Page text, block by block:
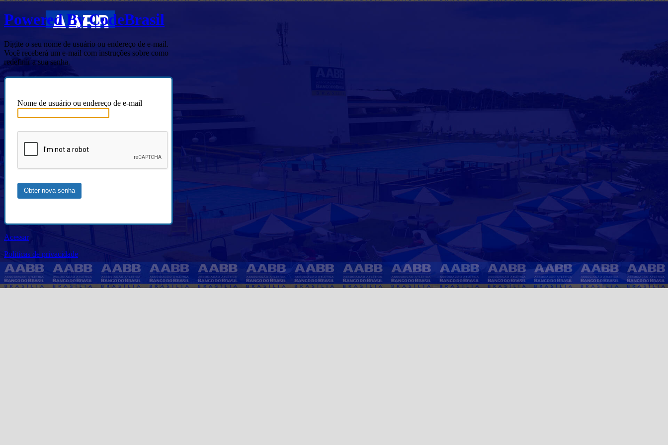
Powered By CodeBrasil
Digite o seu nome de usuário ou endereço de e-mail.
Você receberá um e-mail com instruções sobre como
redefinir a sua senha.
Nome de usuário ou endereço de e-mail
Acessar
Politicas de privacidade